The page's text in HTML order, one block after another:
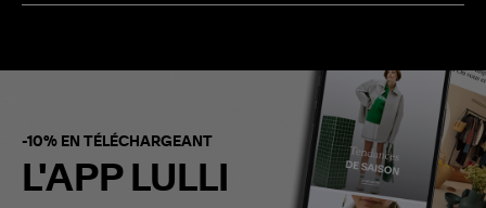
-10% EN TÉLÉCHARGEANT
L'APP LULLI